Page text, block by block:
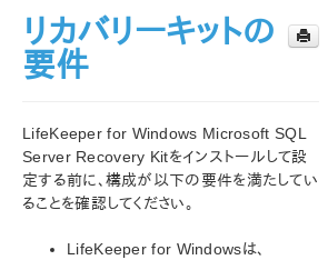
LifeKeeper for Windows
LifeKeeper for Windows クイックスタ
クラウド環境における LifeKeeper for
リカバリーキットの
要件
LifeKeeper for Windows Microsoft SQL
Server Recovery Kitをインストールして設
定する前に、構成が以下の要件を満たしてい
ることを確認してください。
LifeKeeper for Windowsは、